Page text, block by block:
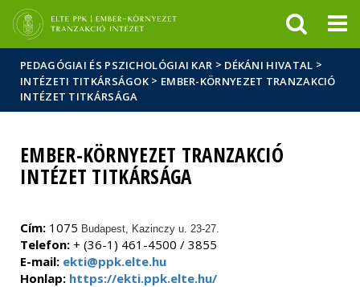
Hírek
Események
ELTE a
sajtóban
PEDAGÓGIAI ÉS PSZICHOLÓGIAI KAR > DÉKÁNI HIVATAL >
INTÉZETI TITKÁRSÁGOK > EMBER-KÖRNYEZET TRANZAKCIÓ
INTÉZET TITKÁRSÁGA
EMBER-KÖRNYEZET TRANZAKCIÓ
INTÉZET TITKÁRSÁGA
Cím: 1075 Budapest, Kazinczy u. 23-27.
Telefon: + (36-1) 461-4500 / 3855
E-mail: ekti@ppk.elte.hu
Honlap: https://ekti.ppk.elte.hu/